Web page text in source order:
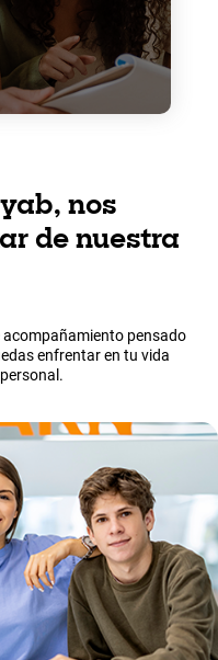
nos
de nuestra
acompañamiento pensado
enfrentar en tu vida